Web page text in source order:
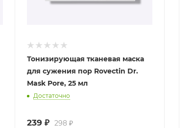
Тонизирующая тканевая маска
для сужения пор Rovectin Dr.
Mask Pore, 25 мл
Достаточно
239₽ 298 ₽